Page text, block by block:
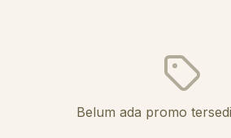
Belum ada promo